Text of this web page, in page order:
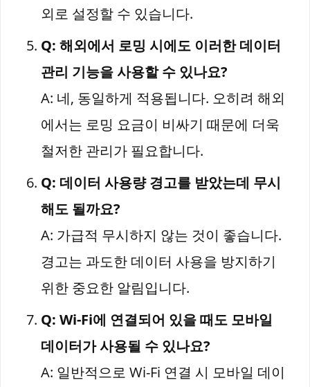
외로 설정할 수 있습니다.
Q: 해외에서 로밍 시에도 이러한 데이터
관리 기능을 사용할 수 있나요?
A: 네, 동일하게 적용됩니다. 오히려 해외
에서는 로밍 요금이 비싸기 때문에 더욱
철저한 관리가 필요합니다.
Q: 데이터 사용량 경고를 받았는데 무시
해도 될까요?
A: 가급적 무시하지 않는 것이 좋습니다.
경고는 과도한 데이터 사용을 방지하기
위한 중요한 알림입니다.
Q: Wi-Fi에 연결되어 있을 때도 모바일
데이터가 사용될 수 있나요?
A: 일반적으로 Wi-Fi 연결 시 모바일 데이